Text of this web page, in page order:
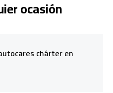
ocasión
chárter en